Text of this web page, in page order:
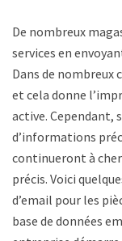
De nombreux
services en
Dans de nombreux
et cela donne
active. Cependant,
d’informations
continueront à
précis. Voici
d’email pour les
base de données